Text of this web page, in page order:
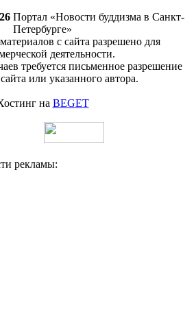
Портал «Новости буддизма в Санкт-
Петербурге»
с сайта разрешено для
деятельности.
требуется письменное разрешение
или указанного автора.
на BEGET
рекламы: